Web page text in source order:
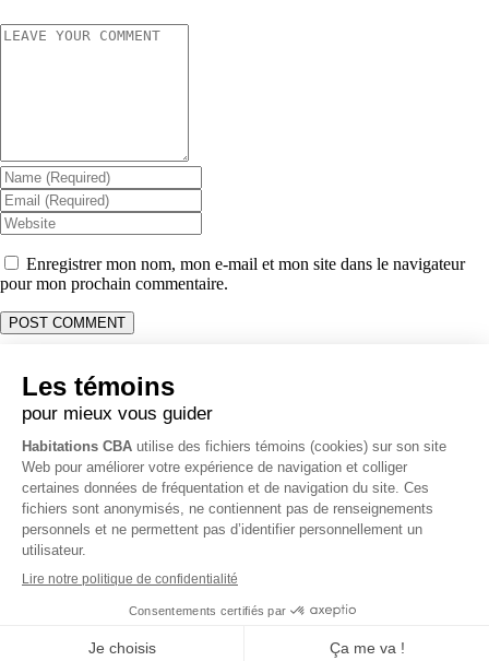
Enregistrer mon nom, mon e-mail et mon site dans le navigateur
pour mon prochain commentaire.
Coordonnées
Opérations & Soumission:514 231-1915
Administration & Comptabilité:514 261-0058
Bureau:450 403-7376
3796 Rue O’Reilly, Carignan, QC J3L 4A7
info@habitationscba.com
Politique de vie privée
Tous droits réservés Habitations CBA ©
Création de site web